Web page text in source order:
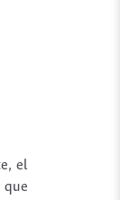
el
que